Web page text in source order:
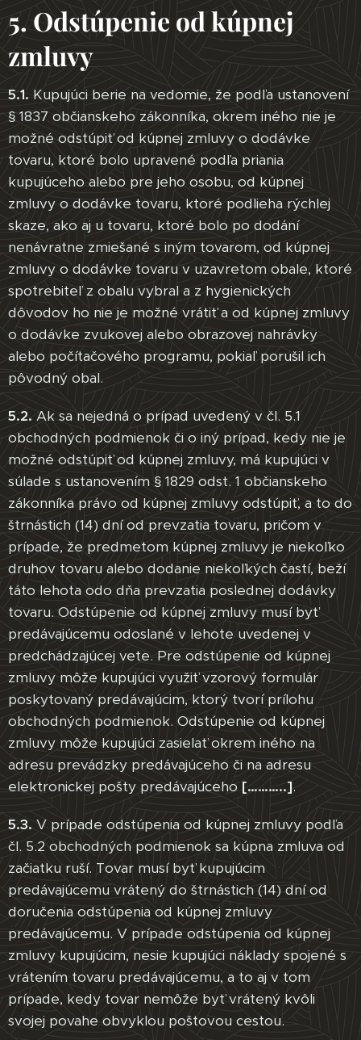
5. Odstúpenie od kúpnej
zmluvy
5.1. Kupujúci berie na vedomie, že podľa ustanovení
§ 1837 občianskeho zákonníka, okrem iného nie je
možné odstúpiť od kúpnej zmluvy o dodávke
tovaru, ktoré bolo upravené podľa priania
kupujúceho alebo pre jeho osobu, od kúpnej
zmluvy o dodávke tovaru, ktoré podlieha rýchlej
skaze, ako aj u tovaru, ktoré bolo po dodání
nenávratne zmiešané s iným tovarom, od kúpnej
zmluvy o dodávke tovaru v uzavretom obale, ktoré
spotrebiteľ z obalu vybral a z hygienických
dôvodov ho nie je možné vrátiť a od kúpnej zmluvy
o dodávke zvukovej alebo obrazovej nahrávky
alebo počítačového programu, pokiaľ porušil ich
pôvodný obal.
5.2. Ak sa nejedná o prípad uvedený v čl. 5.1
obchodných podmienok či o iný prípad, kedy nie je
možné odstúpiť od kúpnej zmluvy, má kupujúci v
súlade s ustanovením § 1829 odst. 1 občianskeho
zákonníka právo od kúpnej zmluvy odstúpiť, a to do
štrnástich (14) dní od prevzatia tovaru, pričom v
prípade, že predmetom kúpnej zmluvy je niekoľko
druhov tovaru alebo dodanie niekoľkých častí, beží
táto lehota odo dňa prevzatia poslednej dodávky
tovaru. Odstúpenie od kúpnej zmluvy musí byť
predávajúcemu odoslané v lehote uvedenej v
predchádzajúcej vete. Pre odstúpenie od kúpnej
zmluvy môže kupujúci využiť vzorový formulár
poskytovaný predávajúcim, ktorý tvorí prílohu
obchodných podmienok. Odstúpenie od kúpnej
zmluvy môže kupujúci zasielať okrem iného na
adresu prevádzky predávajúceho či na adresu
elektronickej pošty predávajúceho [………..].
5.3. V prípade odstúpenia od kúpnej zmluvy podľa
čl. 5.2 obchodných podmienok sa kúpna zmluva od
začiatku ruší. Tovar musí byť kupujúcim
predávajúcemu vrátený do štrnástich (14) dní od
doručenia odstúpenia od kúpnej zmluvy
predávajúcemu. V prípade odstúpenia od kúpnej
zmluvy kupujúcim, nesie kupujúci náklady spojené s
vrátením tovaru predávajúcemu, a to aj v tom
prípade, kedy tovar nemôže byť vrátený kvôli
svojej povahe obvyklou poštovou cestou.